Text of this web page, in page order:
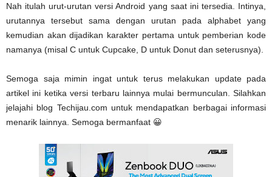
Nah itulah urut-urutan versi Android yang saat ini tersedia. Intinya,
urutannya tersebut sama dengan urutan pada alphabet yang
kemudian akan dijadikan karakter pertama untuk pemberian kode
namanya (misal C untuk Cupcake, D untuk Donut dan seterusnya).
Semoga saja mimin ingat untuk terus melakukan update pada
artikel ini ketika versi terbaru lainnya mulai bermunculan. Silahkan
jelajahi blog Techijau.com untuk mendapatkan berbagai informasi
menarik lainnya. Semoga bermanfaat 😀